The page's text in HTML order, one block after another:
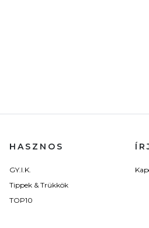
HASZNOS
GY.I.K.
Tippek & Trükkök
TOP10